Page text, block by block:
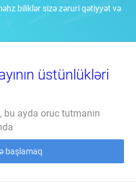
biliklər sizə zəruri qətiyyət və
üstünlükləri
bu ayda oruc tutmanın
başlamaq